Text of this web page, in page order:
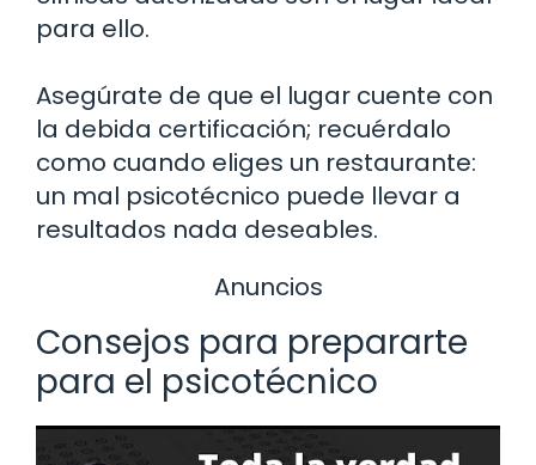
para ello.
Asegúrate de que el lugar cuente con
la debida certificación; recuérdalo
como cuando eliges un restaurante:
un mal psicotécnico puede llevar a
resultados nada deseables.
Anuncios
Consejos para prepararte
para el psicotécnico